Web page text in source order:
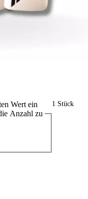
1 Stück
Wert ein
Anzahl zu